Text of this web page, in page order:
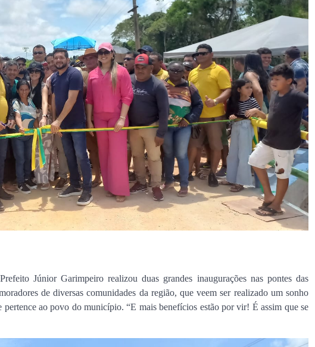
Júnior Garimpeiro realizou duas grandes inaugurações nas pontes das
de diversas comunidades da região, que veem ser realizado um sonho
ao povo do município. “E mais benefícios estão por vir! É assim que se
Marcos Castro em grande
encontro no Cohafuma
Jan Info 11 de junho de 2026